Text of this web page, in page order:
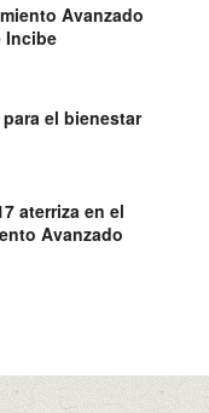
Avanzado
Incibe
el bienestar
aterriza en el
Avanzado